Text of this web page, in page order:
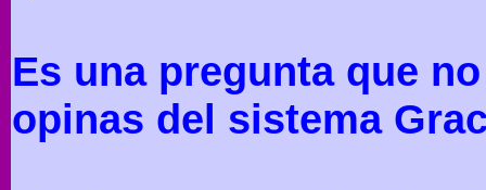
Es una pregunta que
opinas del sistema